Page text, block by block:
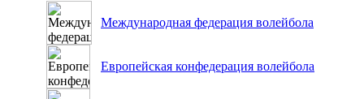
Международная федерация волейбола
Европейская конфедерация волейбола